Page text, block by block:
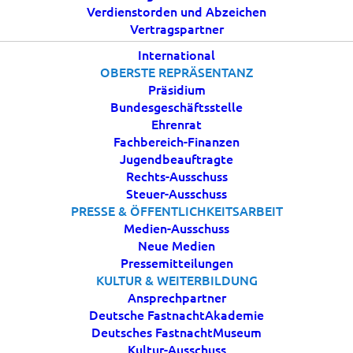
Verdienstorden und Abzeichen
Vertragspartner
International
OBERSTE REPRÄSENTANZ
Präsidium
Bundesgeschäftsstelle
Ehrenrat
Fachbereich-Finanzen
Jugendbeauftragte
Rechts-Ausschuss
Steuer-Ausschuss
PRESSE & ÖFFENTLICHKEITSARBEIT
Medien-Ausschuss
Neue Medien
Pressemitteilungen
KULTUR & WEITERBILDUNG
Ansprechpartner
Deutsche FastnachtAkademie
Deutsches FastnachtMuseum
Kultur-Ausschuss
Verein“
5 JUNI, 2026 | INAKTUELLES | BYESTROEBEL
Die rechtlichen Anforderungen an Vereine werden
immer komplexer. Insbesondere bei der
Veröffentlichung von Fotos, dem Umgang mit
personenbezogenen Daten oder der Nutzung von
Inhalten in sozialen Medien entstehen schnell
Unsicherheiten. Umso wichtiger ist es, die
grundlegenden rechtlichen Rahmenbedingungen zu